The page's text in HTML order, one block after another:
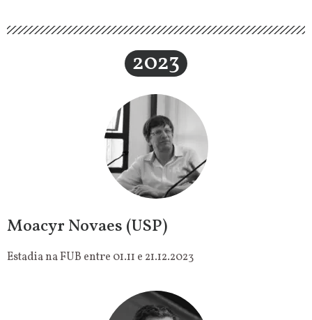
2023
Moacyr Novaes (USP)
Estadia na FUB entre 01.11 e 21.12.2023